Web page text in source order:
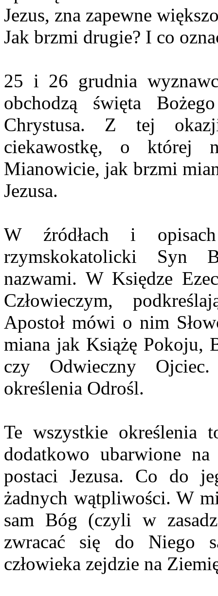
Jezus, zna zapewne
Jak brzmi drugie? I co
25 i 26 grudnia
obchodzą święta
Chrystusa. Z tej
ciekawostkę, o której
Mianowicie, jak brzmi
Jezusa.
W źródłach i
rzymskokatolicki Syn
nazwami. W Księdze
Człowieczym,
Apostoł mówi o nim
miana jak Książę Pokoju,
czy Odwieczny Ojciec.
określenia Odrośl.
Te wszystkie określenia
dodatkowo ubarwione na
postaci Jezusa. Co do
żadnych wątpliwości. W
sam Bóg (czyli w
zwracać się do Niego
człowieka zejdzie na